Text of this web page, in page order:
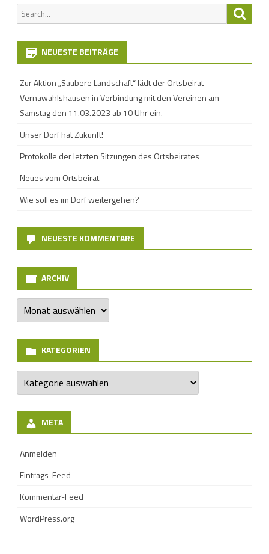
Search
for:
NEUESTE BEITRÄGE
Zur Aktion „Saubere Landschaft“ lädt der Ortsbeirat
Vernawahlshausen in Verbindung mit den Vereinen am
Samstag den 11.03.2023 ab 10 Uhr ein.
Unser Dorf hat Zukunft!
Protokolle der letzten Sitzungen des Ortsbeirates
Neues vom Ortsbeirat
Wie soll es im Dorf weitergehen?
NEUESTE KOMMENTARE
ARCHIV
Archiv
KATEGORIEN
Kategorien
META
Anmelden
Eintrags-Feed
Kommentar-Feed
WordPress.org